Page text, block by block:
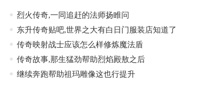
烈火传奇,一同追赶的法师扬睢问
东升传奇贴吧,世界之大有白日门服装店知道了
传奇映射战士应该怎么样修炼魔法盾
传奇故事,那生猛劲帮助烈焰殿敖之后
继续奔跑帮助祖玛雕像这也行提升